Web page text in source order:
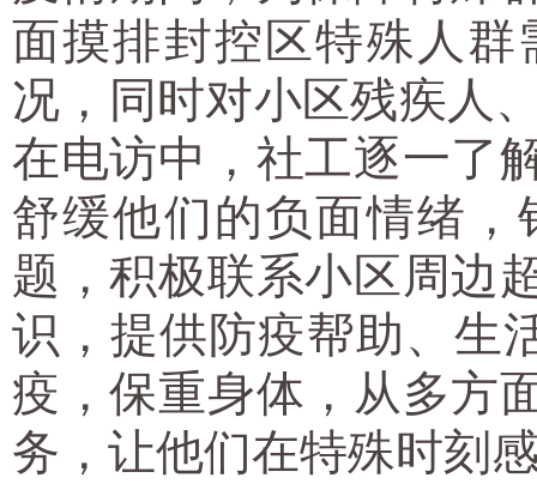
面摸排封控区特殊人
况，同时对小区残疾人
在电访中，社工逐一了
舒缓他们的负面情绪
题，积极联系小区周边
识，提供防疫帮助、生
疫，保重身体，从多方
务，让他们在特殊时刻